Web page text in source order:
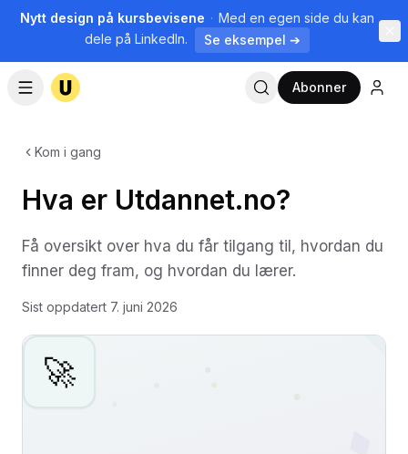
Nytt design på kursbevisene · Med en egen side du kan
dele på LinkedIn.
Se eksempel ➔
Abonner
Kom i gang
Hva er Utdannet.no?
Få oversikt over hva du får tilgang til, hvordan du
finner deg fram, og hvordan du lærer.
Sist oppdatert 7. juni 2026
🚀